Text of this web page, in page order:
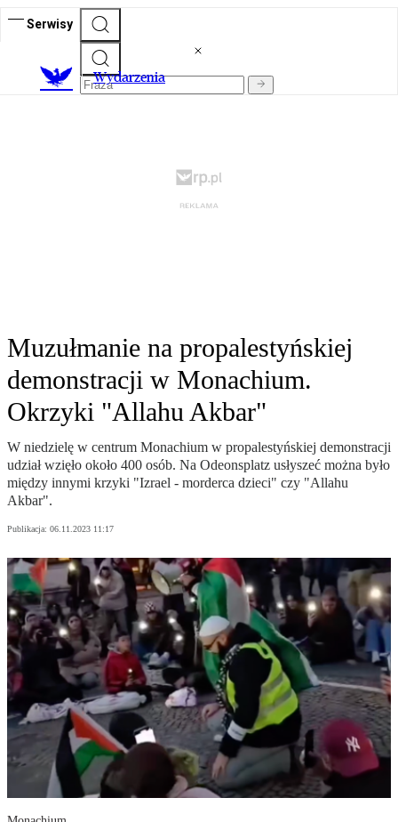
Serwisy
Wydarzenia
Muzułmanie na propalestyńskiej
demonstracji w Monachium.
Okrzyki "Allahu Akbar"
W niedzielę w centrum Monachium w propalestyńskiej demonstracji
udział wzięło około 400 osób. Na Odeonsplatz usłyszeć można było
między innymi krzyki "Izrael - morderca dzieci" czy "Allahu
Akbar".
Publikacja: 06.11.2023 11:17